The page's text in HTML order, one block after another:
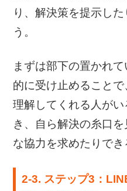
り、解決策を提示し
う。
まずは部下の置かれ
的に受け止めること
理解してくれる人が
き、自ら解決の糸口
な協力を求めたりでき
2-3. ステップ3：